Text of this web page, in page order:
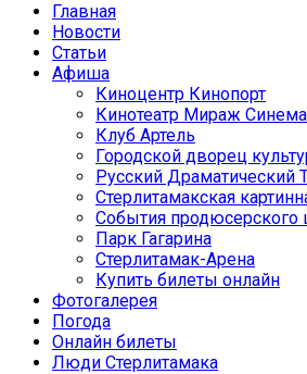
Главная
Новости
Статьи
Афиша
Киноцентр Кинопорт
Кинотеатр Мираж Синема
Клуб Артель
Городской дворец
Русский Драматический
Стерлитамакская
События продюсерского
Парк Гагарина
Стерлитамак-Арена
Купить билеты онлайн
Фотогалерея
Погода
Онлайн билеты
Люди Стерлитамака